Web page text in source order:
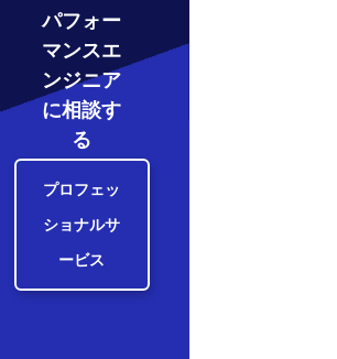
パフォー
マンスエ
ンジニア
に相談す
る
プロフェッ
ショナルサ
ービス